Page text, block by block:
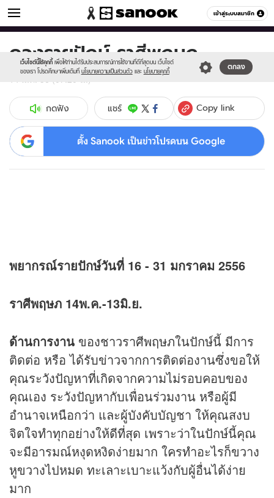
เข้าสู่ระบบสมาชิก
ดูดวง หมวดอื่นๆ
เว็บไซต์นี้ใช้คุกกี้ เพื่อให้ท่านได้รับประสบการณ์การใช้งานที่ดีที่สุดบน เว็บไซต์
ของเรา โปรดศึกษาเพิ่มเติมที่ นโยบายความเป็นส่วนตัว และ นโยบายคุกกี้
ตกลง
Sanook
//s.isanook.com/sr/0/images/logo-
new-
sanook.png
600
60
ดวงรายปักษ์ ราศีพฤษภ
14 ม.ค. 56 (07:20 น.)
กดฟัง แชร์ Copy link
ตั้ง Sanook เป็นข่าวโปรดบน Google
พยากรณ์รายปักษ์วันที่ 16 - 31 มกราคม 2556
ราศีพฤษภ 14พ.ค.-13มิ.ย.
ด้านการงาน ของชาวราศีพฤษภในปักษ์นี้ มีการ
ติดต่อ หรือ ได้รับข่าวจากการติดต่องานซึ่งขอให้
คุณระวังปัญหาที่เกิดจากความไม่รอบคอบของ
คุณเอง ระวังปัญหากับเพื่อนร่วมงาน หรือผู้มี
อำนาจเหนือกว่า และผู้บังคับบัญชา ให้คุณสงบ
จิตใจทำทุกอย่างให้ดีที่สุด เพราะว่าในปักษ์นี้คุณ
จะมีอารมณ์หงุดหงิดง่ายมาก ใครทำอะไรก็ขวาง
หูขวางไปหมด ทะเลาะเบาะแว้งกับผู้อื่นได้ง่าย
มาก